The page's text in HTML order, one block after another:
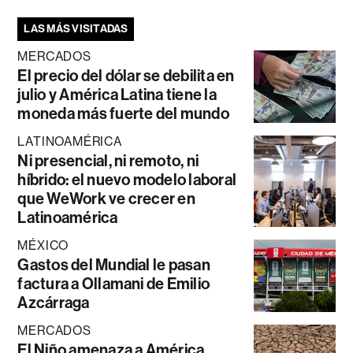
LAS MÁS VISITADAS
MERCADOS
El precio del dólar se debilita en
julio y América Latina tiene la
moneda más fuerte del mundo
LATINOAMÉRICA
Ni presencial, ni remoto, ni
híbrido: el nuevo modelo laboral
que WeWork ve crecer en
Latinoamérica
MÉXICO
Gastos del Mundial le pasan
factura a Ollamani de Emilio
Azcárraga
MERCADOS